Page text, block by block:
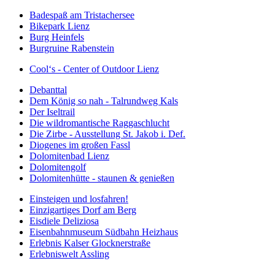
Badespaß am Tristachersee
Bikepark Lienz
Burg Heinfels
Burgruine Rabenstein
Cool‘s - Center of Outdoor Lienz
Debanttal
Dem König so nah - Talrundweg Kals
Der Iseltrail
Die wildromantische Raggaschlucht
Die Zirbe - Ausstellung St. Jakob i. Def.
Diogenes im großen Fassl
Dolomitenbad Lienz
Dolomitengolf
Dolomitenhütte - staunen & genießen
Einsteigen und losfahren!
Einzigartiges Dorf am Berg
Eisdiele Deliziosa
Eisenbahnmuseum Südbahn Heizhaus
Erlebnis Kalser Glocknerstraße
Erlebniswelt Assling